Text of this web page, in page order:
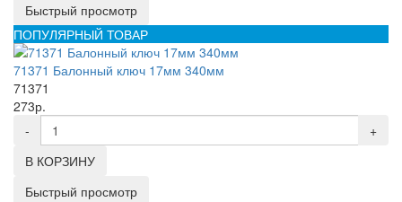
Быстрый просмотр
ПОПУЛЯРНЫЙ ТОВАР
71371 Балонный ключ 17мм 340мм
71371
273р.
-
+
В КОРЗИНУ
Быстрый просмотр